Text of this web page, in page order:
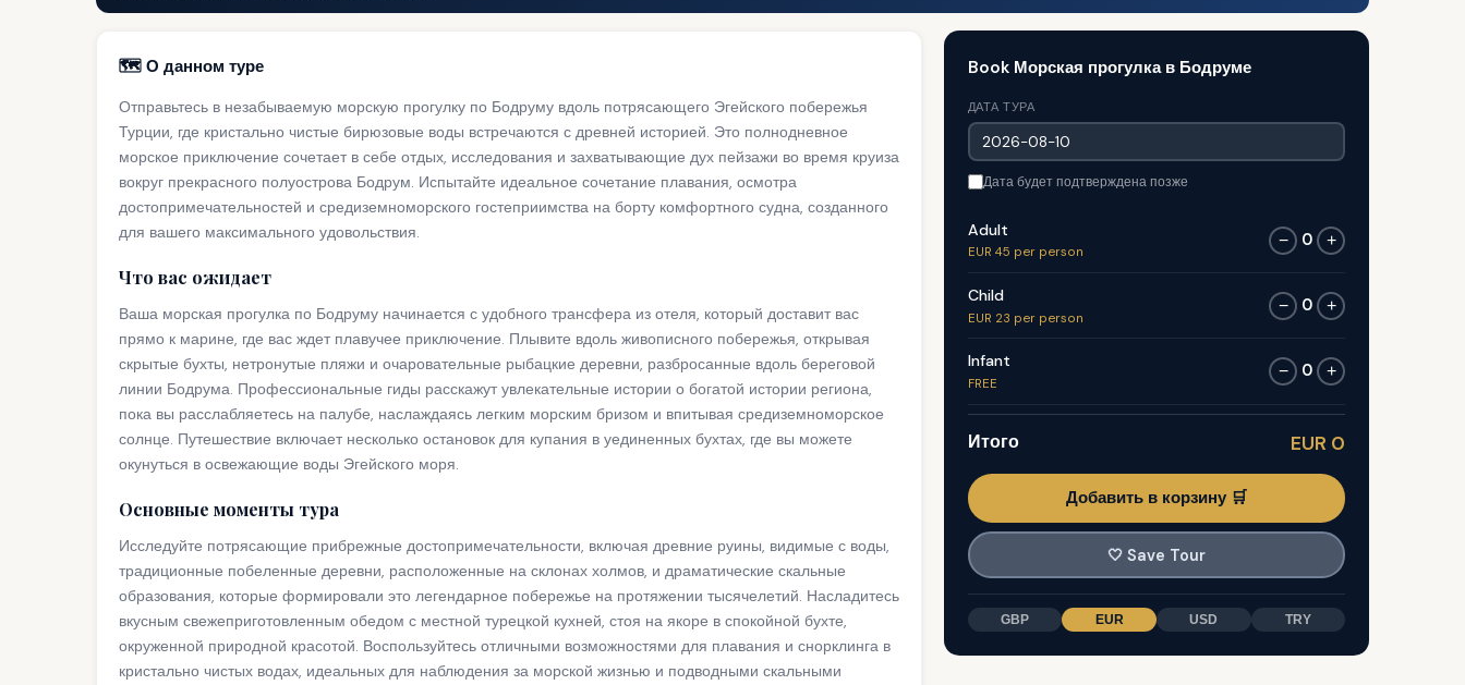
🗺️ О данном туре
Отправьтесь в незабываемую морскую прогулку по Бодруму вдоль потрясающего Эгейского побережья
Турции, где кристально чистые бирюзовые воды встречаются с древней историей. Это полнодневное
морское приключение сочетает в себе отдых, исследования и захватывающие дух пейзажи во время круиза
вокруг прекрасного полуострова Бодрум. Испытайте идеальное сочетание плавания, осмотра
достопримечательностей и средиземноморского гостеприимства на борту комфортного судна, созданного
для вашего максимального удовольствия.
Что вас ожидает
Ваша морская прогулка по Бодруму начинается с удобного трансфера из отеля, который доставит вас
прямо к марине, где вас ждет плавучее приключение. Плывите вдоль живописного побережья, открывая
скрытые бухты, нетронутые пляжи и очаровательные рыбацкие деревни, разбросанные вдоль береговой
линии Бодрума. Профессиональные гиды расскажут увлекательные истории о богатой истории региона,
пока вы расслабляетесь на палубе, наслаждаясь легким морским бризом и впитывая средиземноморское
солнце. Путешествие включает несколько остановок для купания в уединенных бухтах, где вы можете
окунуться в освежающие воды Эгейского моря.
Основные моменты тура
Исследуйте потрясающие прибрежные достопримечательности, включая древние руины, видимые с воды,
традиционные побеленные деревни, расположенные на склонах холмов, и драматические скальные
образования, которые формировали это легендарное побережье на протяжении тысячелетий. Насладитесь
вкусным свежеприготовленным обедом с местной турецкой кухней, стоя на якоре в спокойной бухте,
окруженной природной красотой. Воспользуйтесь отличными возможностями для плавания и снорклинга в
кристально чистых водах, идеальных для наблюдения за морской жизнью и подводными скальными
Book Морская прогулка в Бодруме
ДАТА ТУРА
Дата будет подтверждена позже
Adult
EUR 45 per person
− 0 +
Child
EUR 23 per person
− 0 +
Infant
FREE
− 0 +
Итого EUR 0
Добавить в корзину 🛒
🤍 Save Tour
GBP EUR USD TRY